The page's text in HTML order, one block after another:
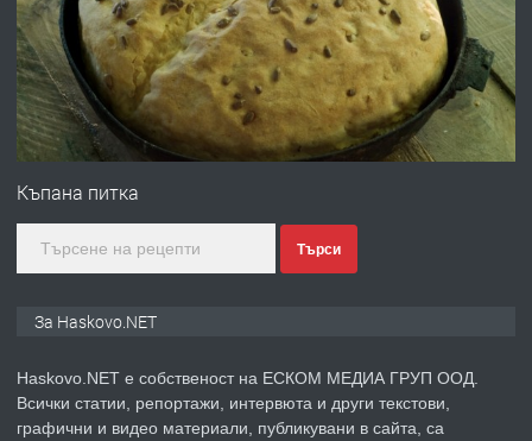
преди 4 дни
ПРЕДЛАГА
№4120 Магазин/Офис под наем в кв.
преди 4 дни
Къпана питка
Търси
За Haskovo.NET
Haskovo.NET е собственост на ЕСКОМ МЕДИА ГРУП ООД.
Всички статии, репортажи, интервюта и други текстови,
графични и видео материали, публикувани в сайта, са